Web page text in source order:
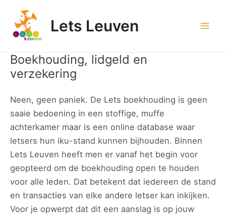
naar
Lets Leuven
Boekhouding, lidgeld en
verzekering
Neen, geen paniek. De Lets boekhouding is geen
saaie bedoening in een stoffige, muffe
achterkamer maar is een online database waar
letsers hun iku-stand kunnen bijhouden. Binnen
Lets Leuven heeft men er vanaf het begin voor
geopteerd om de boekhouding open te houden
voor alle leden. Dat betekent dat iedereen de stand
en transacties van elke andere letser kan inkijken.
Voor je opwerpt dat dit een aanslag is op jouw